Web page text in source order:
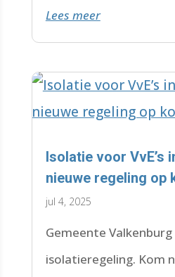
Wittem met
subsidies bewoners
Lees meer
Isolatie voor VvE’s
nieuwe regeling op
jul 4, 2025
Gemeente Valkenburg
isolatieregeling. Kom